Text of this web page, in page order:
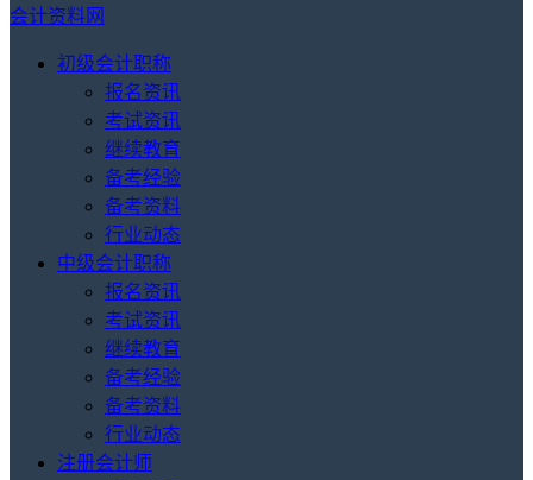
会计资料网
初级会计职称
报名资讯
考试资讯
继续教育
备考经验
备考资料
行业动态
中级会计职称
报名资讯
考试资讯
继续教育
备考经验
备考资料
行业动态
注册会计师